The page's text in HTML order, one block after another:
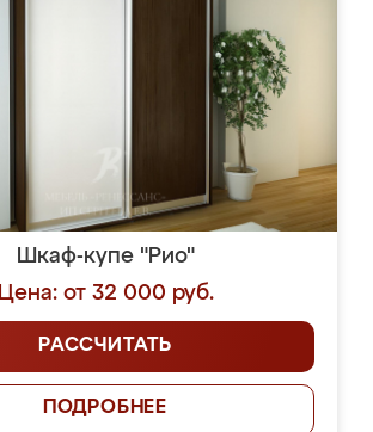
Шкаф-купе "Рио"
Цена: от 32 000 руб.
РАССЧИТАТЬ
ПОДРОБНЕЕ